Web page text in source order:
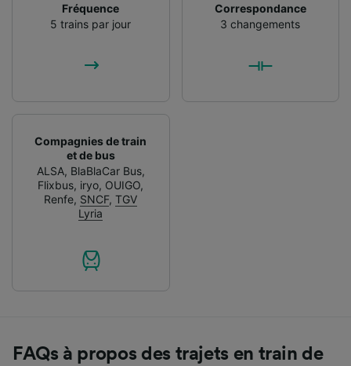
Fréquence
5 trains par jour
Correspondance
3 changements
Compagnies de train
et de bus
ALSA, BlaBlaCar Bus,
Flixbus, iryo, OUIGO,
Renfe, SNCF,TGV
Lyria
FAQs à propos des trajets en train de